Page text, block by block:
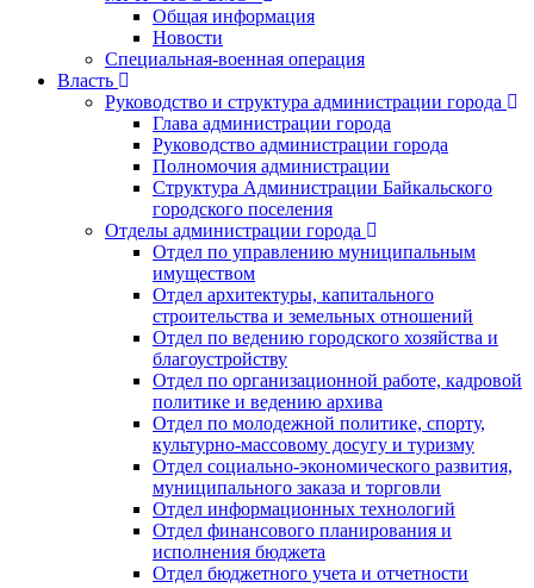
Общая информация
Новости
Специальная-военная операция
Власть
Руководство и структура администрации города
Глава администрации города
Руководство администрации города
Полномочия администрации
Структура Администрации Байкальского
городского поселения
Отделы администрации города
Отдел по управлению муниципальным
имуществом
Отдел архитектуры, капитального
строительства и земельных отношений
Отдел по ведению городского хозяйства и
благоустройству
Отдел по организационной работе, кадровой
политике и ведению архива
Отдел по молодежной политике, спорту,
культурно-массовому досугу и туризму
Отдел социально-экономического развития,
муниципального заказа и торговли
Отдел информационных технологий
Отдел финансового планирования и
исполнения бюджета
Отдел бюджетного учета и отчетности